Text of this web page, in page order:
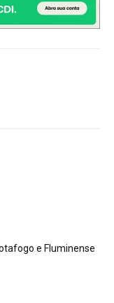
e Fluminense